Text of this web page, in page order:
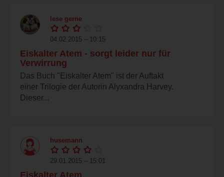
lese gerne
04.02.2015 – 10:15
Eiskalter Atem - sorgt leider nur für
Verwirrung
Das Buch "Eiskalter Atem" ist der Auftakt
einer Trilogie der Autorin Alyxandra Harvey.
Dieser...
husemann
29.01.2015 – 15:01
Eiskalter Atem